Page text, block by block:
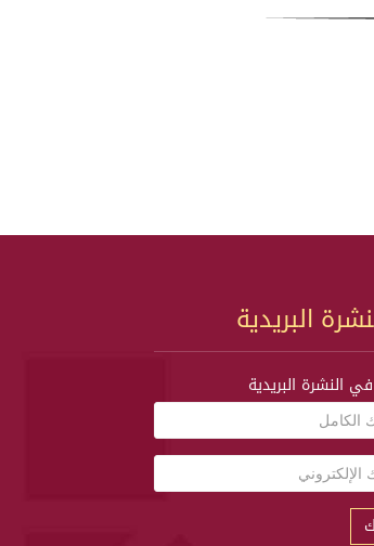
البريدية
النشرة البريدية